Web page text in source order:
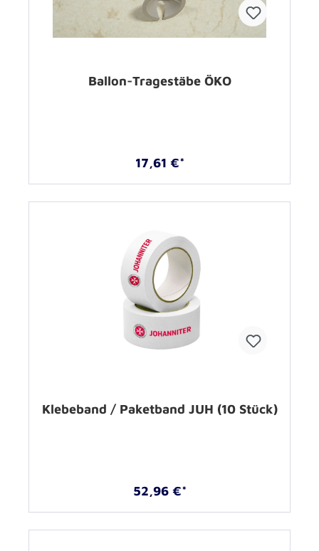
Ballon-Tragestäbe ÖKO
17,61 €*
Klebeband / Paketband JUH (10 Stück)
52,96 €*